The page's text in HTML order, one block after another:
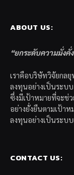
ABOUT US:
“ยกระดับความมั่งคั่
เราคือบริษัทวิจัยกล
ลงทุนอย่างเป็นระบ
ซึ่งมีเป้าหมายที่จะช่
อย่างยั่งยืนตามเป้า
ลงทุนอย่างเป็นระบ
CONTACT US: